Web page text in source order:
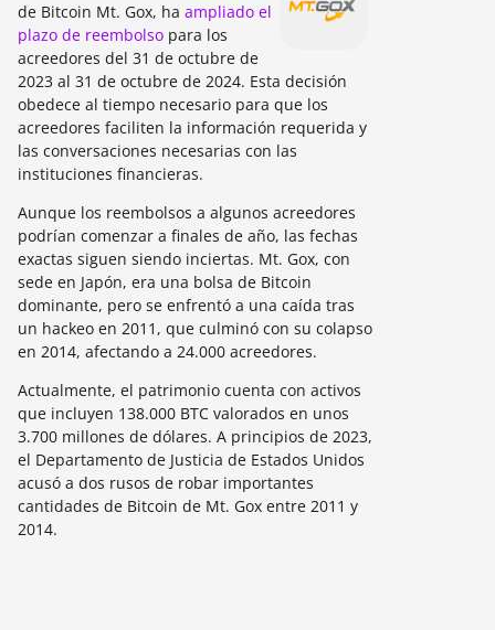
de Bitcoin Mt. Gox, ha ampliado el
plazo de reembolso para los
acreedores del 31 de octubre de
2023 al 31 de octubre de 2024. Esta decisión
obedece al tiempo necesario para que los
acreedores faciliten la información requerida y
las conversaciones necesarias con las
instituciones financieras.
Aunque los reembolsos a algunos acreedores
podrían comenzar a finales de año, las fechas
exactas siguen siendo inciertas. Mt. Gox, con
sede en Japón, era una bolsa de Bitcoin
dominante, pero se enfrentó a una caída tras
un hackeo en 2011, que culminó con su colapso
en 2014, afectando a 24.000 acreedores.
Actualmente, el patrimonio cuenta con activos
que incluyen 138.000 BTC valorados en unos
3.700 millones de dólares. A principios de 2023,
el Departamento de Justicia de Estados Unidos
acusó a dos rusos de robar importantes
cantidades de Bitcoin de Mt. Gox entre 2011 y
2014.